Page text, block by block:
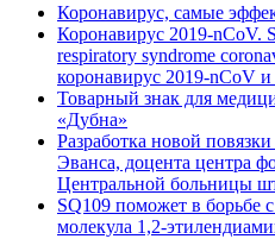
Коронавирус, самые
Коронавирус 2019-nCoV.
respiratory syndrome
коронавирус 2019-nCoV
Товарный знак для
«Дубна»
Разработка новой
Эванса, доцента центра
Центральной больницы
SQ109 поможет в борьбе
молекула 1,2-